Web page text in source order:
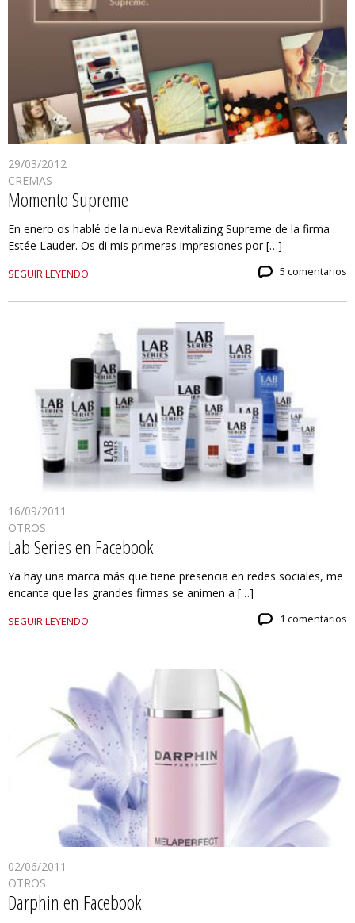
29/03/2012
CREMAS
Momento Supreme
En enero os hablé de la nueva Revitalizing Supreme de la firma
Estée Lauder. Os di mis primeras impresiones por […]
SEGUIR LEYENDO 5 comentarios
16/09/2011
OTROS
Lab Series en Facebook
Ya hay una marca más que tiene presencia en redes sociales, me
encanta que las grandes firmas se animen a […]
SEGUIR LEYENDO 1 comentarios
02/06/2011
OTROS
Darphin en Facebook